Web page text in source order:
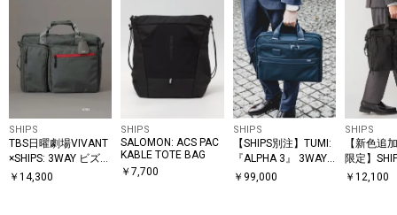
SHIPS
TBS日曜劇場VIVANT
×SHIPS: 3WAY ビズ
ワイド バッグ
￥ 14,300
SHIPS
SALOMON: ACS PAC
KABLE TOTE BAG
￥7,700
SHIPS
【SHIPS別注】TUMI:
『ALPHA 3』 3WAY
スリム ブリーフ
￥ 99,000
SHIPS
【新色追
限定】
ビズ ワイ
￥12,100